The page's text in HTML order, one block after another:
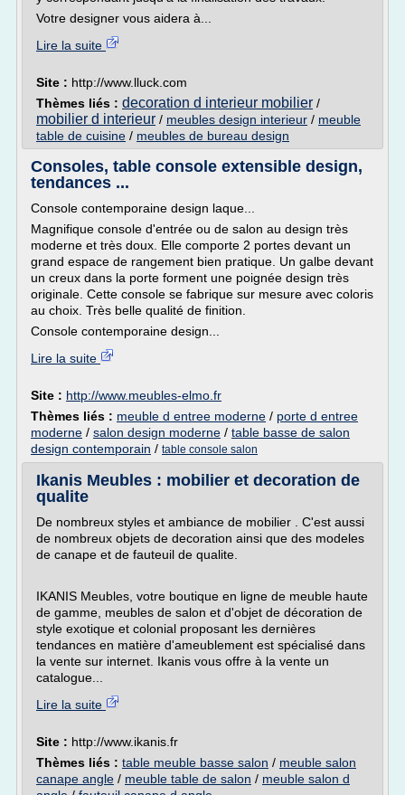
Votre designer vous aidera à...
Lire la suite
Site : http://www.lluck.com
Thèmes liés : decoration d interieur mobilier /
mobilier d interieur / meubles design interieur / meuble
table de cuisine / meubles de bureau design
Consoles, table console extensible design,
tendances ...
Console contemporaine design laque...
Magnifique console d'entrée ou de salon au design très
moderne et très doux. Elle comporte 2 portes devant un
grand espace de rangement bien pratique. Un galbe devant
un creux dans la porte forment une poignée design très
originale. Cette console se fabrique sur mesure avec coloris
au choix. Très belle qualité de finition.
Console contemporaine design...
Lire la suite
Site : http://www.meubles-elmo.fr
Thèmes liés : meuble d entree moderne / porte d entree
moderne / salon design moderne / table basse de salon
design contemporain / table console salon
Ikanis Meubles : mobilier et decoration de
qualite
De nombreux styles et ambiance de mobilier . C'est aussi
de nombreux objets de decoration ainsi que des modeles
de canape et de fauteuil de qualite.
IKANIS Meubles, votre boutique en ligne de meuble haute
de gamme, meubles de salon et d'objet de décoration de
style exotique et colonial proposant les dernières
tendances en matière d'ameublement est spécialisé dans
la vente sur internet. Ikanis vous offre à la vente un
catalogue...
Lire la suite
Site : http://www.ikanis.fr
Thèmes liés : table meuble basse salon / meuble salon
canape angle / meuble table de salon / meuble salon d